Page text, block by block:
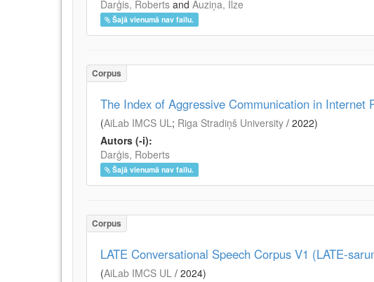
Darģis, Roberts and Auziņa, Ilze
Šajā vienumā nav failu.
Corpus
The Index of Aggressive Communication in Internet
(AiLab IMCS UL; Riga Stradiņš University / 2022)
Autors (-i):
Darģis, Roberts
Šajā vienumā nav failu.
Corpus
LATE Conversational Speech Corpus V1 (LATE-
(AiLab IMCS UL / 2024)